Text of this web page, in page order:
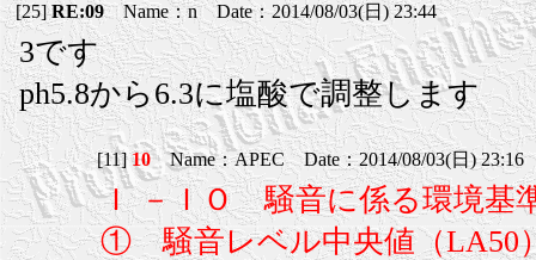
[25]RE:09Name：n Date：2014/08/03(日) 23:44
3です
ph5.8から6.3に塩酸で調整します
[11]10Name：APEC Date：2014/08/03(日)
Ｉ －ＩＯ 騒音に係る環境基
① 騒音レベル中央値（LA50